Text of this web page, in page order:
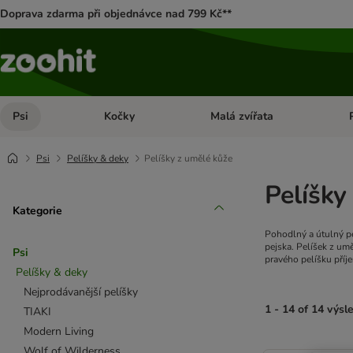
Doprava zdarma při objednávce nad 799 Kč**
Psi Otevřít menu: Psi
Kočky Otevřít menu: Kočky
Malá zvířata
Psi Pelíšky & deky Pelíšky z umělé kůže
Kategorie
Psi
Pelíšky & deky
Nejprodávanější pelíšky
TIAKI
Modern Living
Pohodlný a útulný
pejska. Pelíšek z
pravého pelíšku
1 - 14 of 14
product items